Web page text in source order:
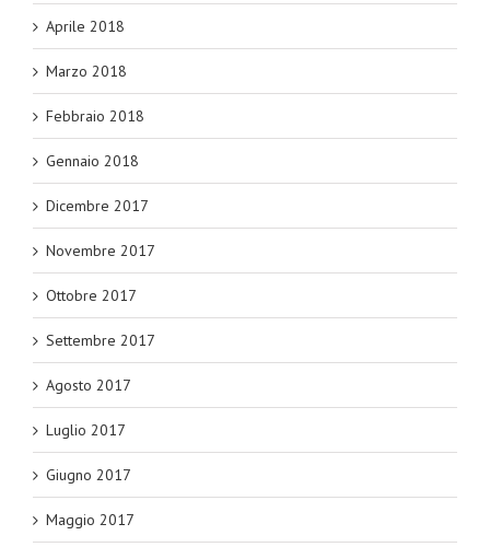
Aprile 2018
Marzo 2018
Febbraio 2018
Gennaio 2018
Dicembre 2017
Novembre 2017
Ottobre 2017
Settembre 2017
Agosto 2017
Luglio 2017
Giugno 2017
Maggio 2017